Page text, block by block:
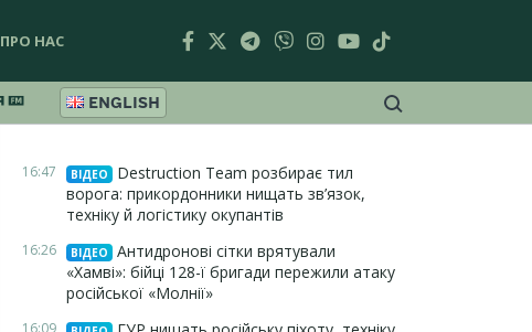
ПРО НАС
ENGLISH
16:47 ВІДЕО
Destruction Team розбирає тил
ворога: прикордонники нищать зв’язок,
техніку й логістику окупантів
16:26 ВІДЕО
Антидронові сітки врятували
«Хамві»: бійці 128-ї бригади пережили атаку
російської «Молнії»
16:09